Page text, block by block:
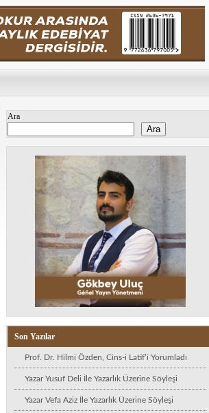
Ara
Ara
Son Yazılar
Prof. Dr. Hilmi Özden, Cins-i Latif’i Yorumladı
Yazar Yusuf Deli İle Yazarlık Üzerine Söyleşi
Yazar Vefa Aziz İle Yazarlık Üzerine Söyleşi